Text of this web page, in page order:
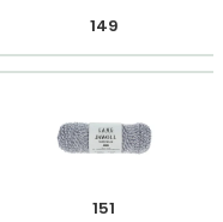
149
151